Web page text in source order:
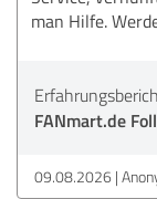
man Hilfe.
FANmart.de
09.08.2026